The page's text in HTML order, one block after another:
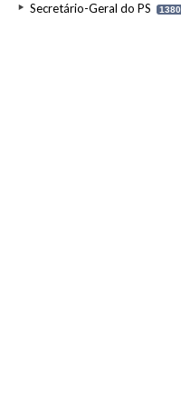
Secretário-Geral do PS 1380